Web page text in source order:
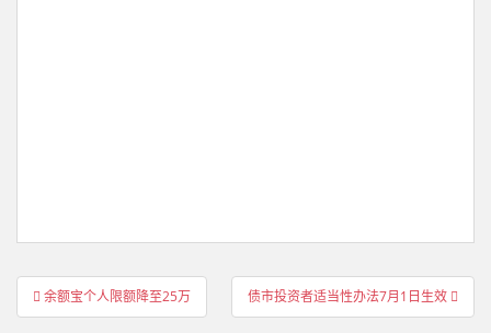
文
章
余额宝个人限额降至25万 债市投资者适当性办法7月1日生效